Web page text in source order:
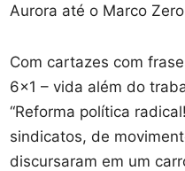
Aurora até o Marco
Com cartazes com
6×1 – vida além do
“Reforma política
sindicatos, de
discursaram em um